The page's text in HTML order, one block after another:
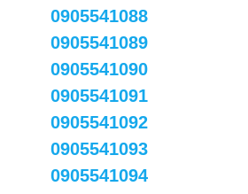
0905541088
0905541089
0905541090
0905541091
0905541092
0905541093
0905541094